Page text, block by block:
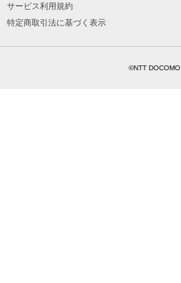
サービス利用規約
特定商取引法に基づく表示
©NTT DOCOMO